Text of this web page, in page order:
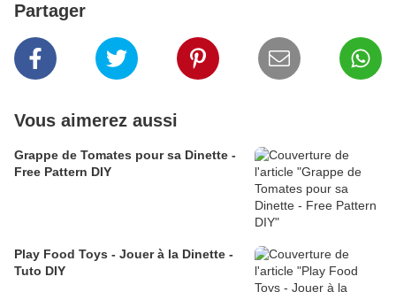
Partager
Vous aimerez aussi
Grappe de Tomates pour sa Dinette -
Free Pattern DIY
Play Food Toys - Jouer à la Dinette -
Tuto DIY